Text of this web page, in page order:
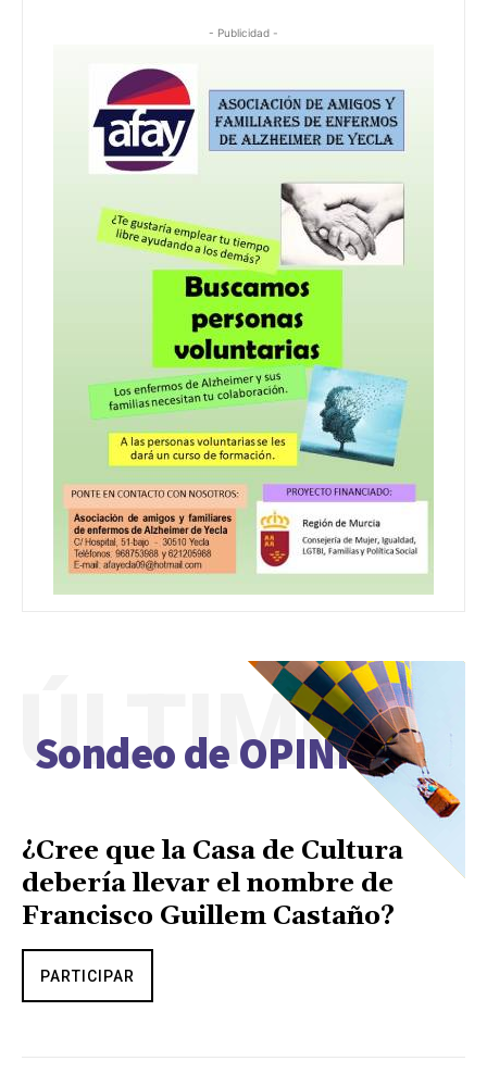
- Publicidad -
Sondeo de OPINIÓN
ÚLTIMO
¿Cree que la Casa de Cultura
debería llevar el nombre de
Francisco Guillem Castaño?
PARTICIPAR